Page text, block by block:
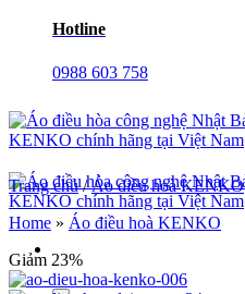
Hotline
0988 603 758
Trang chủ / Áo điều hoà KENKO
Home » Áo điều hoà KENKO
Giảm 23%